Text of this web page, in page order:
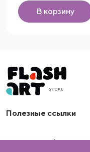
В корзину
Полезные ссылки